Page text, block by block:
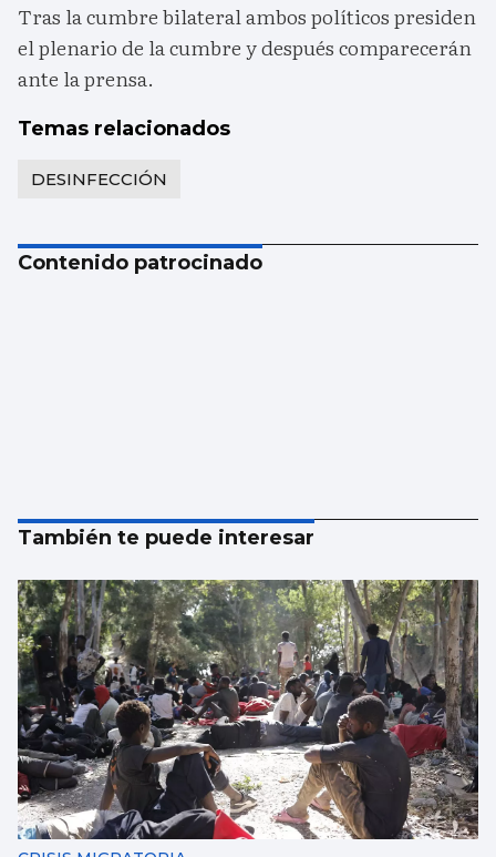
Tras la cumbre bilateral ambos políticos presiden
el plenario de la cumbre y después comparecerán
ante la prensa.
Temas relacionados
DESINFECCIÓN
Contenido patrocinado
También te puede interesar